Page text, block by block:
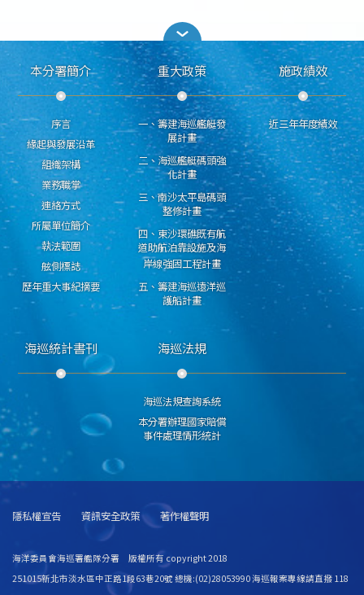
本分署簡介
序言
緣起與發展沿革
組織架構
業務職掌
連絡方式
所屬單位簡介
執法範圍
舷側標誌
歷年重大事紀摘要
重大政策
一、籌建海巡艦艇發
展計畫
二、海巡艦艇碼頭強
化計畫
三、南沙太平島碼頭
整修計畫
四、東沙環礁既有航
道助航泊靠設施及海
岸線強固工程計畫
五、籌建海巡遠洋巡
護船計畫
施政績效
近三年年度績效
海巡統計書刊 海巡法規
海巡法規查詢系統
本分署辦理國家賠償
事件處理情形統計
隱私權宣告 資訊安全政策 著作權聲明
海洋委員會海巡署艦隊分署 版權所有 copyright 2018
251015新北市淡水區中正路1段63巷20號 總機:(02)28053990 海巡報案專線請直撥 118